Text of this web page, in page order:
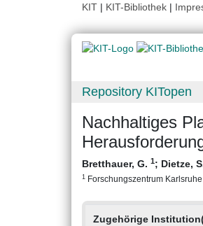
KIT | KIT-Bibliothek |
Repository KITopen
Nachhaltiges
Bretthauer, G. 1; Dietze,
1 Forschungszentrum
Zugehörige